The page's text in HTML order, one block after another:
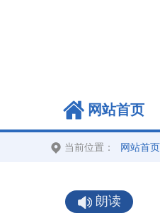
网站首页
当前位置： 网站首页
朗读